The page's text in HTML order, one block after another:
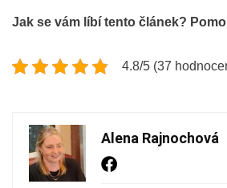
Jak se vám líbí tento článek?
4.8/5 (37
Alena Rajnochová